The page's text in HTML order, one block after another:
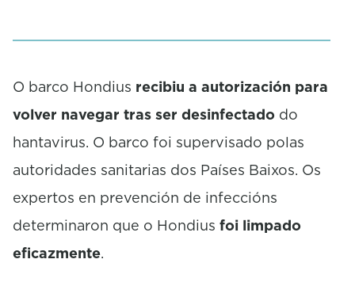
s
o
d
O barco Hondius recibiu a autorización para
volver navegar tras ser desinfectado do
hantavirus. O barco foi supervisado polas
autoridades sanitarias dos Países Baixos. Os
expertos en prevención de infeccións
determinaron que o Hondius foi limpado
eficazmente.